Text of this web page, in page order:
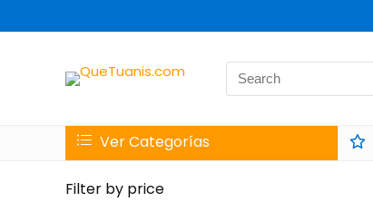
Search
for:
Ver Categorías
Filter by price